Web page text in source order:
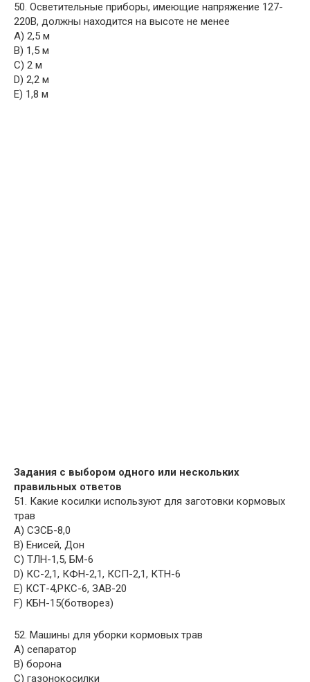
50. Осветительные приборы, имеющие напряжение 127-
220В, должны находится на высоте не менее
A) 2,5 м
B) 1,5 м
C) 2 м
D) 2,2 м
E) 1,8 м
Задания с выбором одного или нескольких
правильных ответов
51. Какие косилки используют для заготовки кормовых
трав
A) СЗСБ-8,0
B) Енисей, Дон
C) ТЛН-1,5, БМ-6
D) КС-2,1, КФН-2,1, КСП-2,1, КТН-6
E) КСТ-4,РКС-6, ЗАВ-20
F) КБН-15(ботворез)
52. Машины для уборки кормовых трав
A) сепаратор
B) борона
C) газонокосилки